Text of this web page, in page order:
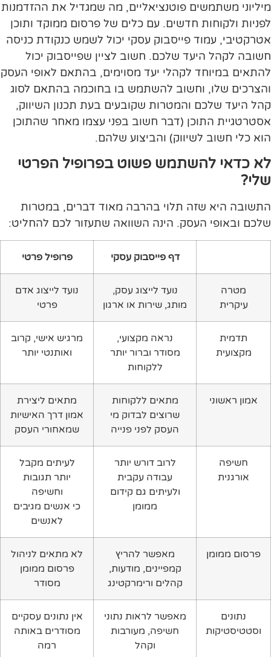
מיליוני משתמשים פוטנציאליים, מה שמגדיל את ההזדמנות
לפניות ולקוחות חדשים. עם כלים של פרסום ממוקד ותוכן
אטרקטיבי, עמוד פייסבוק עסקי יכול לשמש כנקודת כניסה
חשובה לקהל היעד שלכם. חשוב לציין שפייסבוק יכול
להתאים במיוחד לקהלי יעד מסוימים, בהתאם לאופי העסק
והצרכים שלו, וחשוב להשתמש בו בחוכמה בהתאם לסוג
קהל היעד שלכם והמטרות שקובעים בעת תכנון השיווק,
אסטרטגיית התוכן (דבר חשוב בפני עצמו מאחר שהתוכן
הוא כלי חשוב לשיווק) והביצוע שלהם.
לא כדאי להשתמש פשוט בפרופיל הפרטי
שלי?
התשובה היא שזה תלוי בהרבה מאוד דברים, במטרות
שלכם ובאופי העסק. הינה השוואה שתעזור לכם להחליט:
דף פייסבוק עסקי פרופיל פרטי
מטרה
עיקרית
נועד לייצוג עסק,
מותג, שירות או ארגון
נועד לייצוג אדם
פרטי
תדמית
מקצועית
נראה מקצועי,
מסודר וברור יותר
ללקוחות
מרגיש אישי, קרוב
ואותנטי יותר
אמון ראשוני
מתאים ללקוחות
שרוצים לבדוק מי
העסק לפני פנייה
מתאים ליצירת
אמון דרך האישיות
שמאחורי העסק
חשיפה
אורגנית
לרוב דורש יותר
עבודה עקבית
ולעיתים גם קידום
ממומן
לעיתים מקבל
יותר תגובות
וחשיפה
כי אנשים מגיבים
לאנשים
פרסום ממומן
מאפשר להריץ
קמפיינים, מודעות,
קהלים ורימרקטינג
לא מתאים לניהול
פרסום ממומן
מסודר
נתונים
וסטטיסטיקות
מאפשר לראות נתוני
חשיפה, מעורבות
וקהל
אין נתונים עסקיים
מסודרים באותה
רמה